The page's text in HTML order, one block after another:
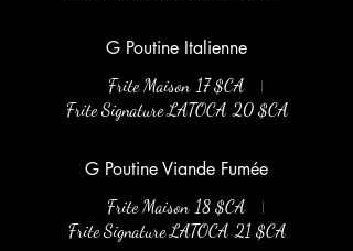
G Poutine Italienne
Frite Maison 17 $CA
Frite Signature LATOCA 20 $CA
G Poutine Viande Fumée
Frite Maison 18 $CA
Frite Signature LATOCA 21 $CA